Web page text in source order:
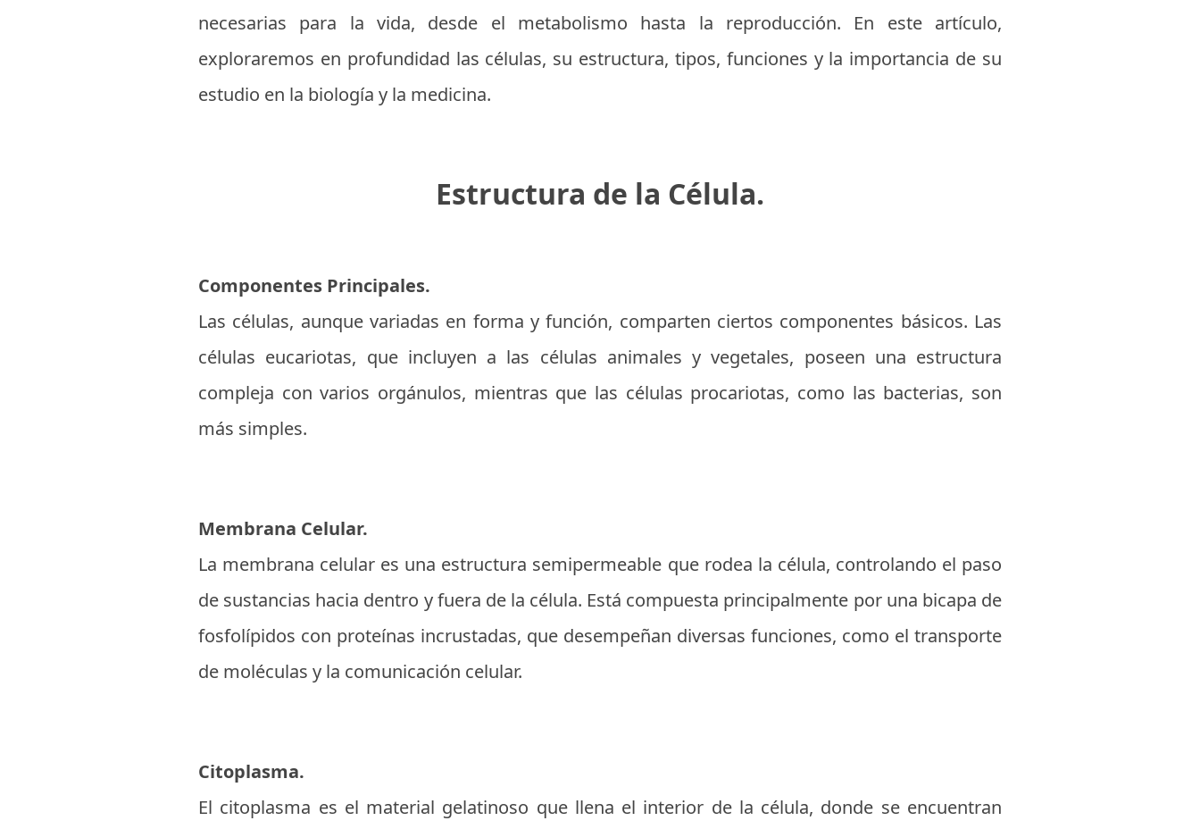
necesarias para la vida, desde el metabolismo hasta la reproducción. En este artículo,
exploraremos en profundidad las células, su estructura, tipos, funciones y la importancia de su
estudio en la biología y la medicina.
Estructura de la Célula.
Componentes Principales.
Las células, aunque variadas en forma y función, comparten ciertos componentes básicos. Las
células eucariotas, que incluyen a las células animales y vegetales, poseen una estructura
compleja con varios orgánulos, mientras que las células procariotas, como las bacterias, son
más simples.
Membrana Celular.
La membrana celular es una estructura semipermeable que rodea la célula, controlando el paso
de sustancias hacia dentro y fuera de la célula. Está compuesta principalmente por una bicapa de
fosfolípidos con proteínas incrustadas, que desempeñan diversas funciones, como el transporte
de moléculas y la comunicación celular.
Citoplasma.
El citoplasma es el material gelatinoso que llena el interior de la célula, donde se encuentran